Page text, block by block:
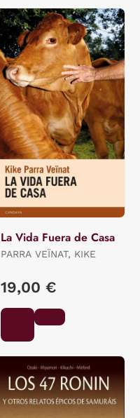
La Vida Fuera de Casa
PARRA VEÏNAT, KIKE
19,00 €